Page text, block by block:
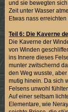
und sie bewegten
Zeit unter Wasser
Etwas nass
Teil 6: Die Kaverne
Die Kaverne der
von Winden
ins Innere dieses
munter zwitschernd
den Weg wusste,
mutig hinein. Da sich
Felsens unwohl
Auf einer seltsam
Elementare, wie